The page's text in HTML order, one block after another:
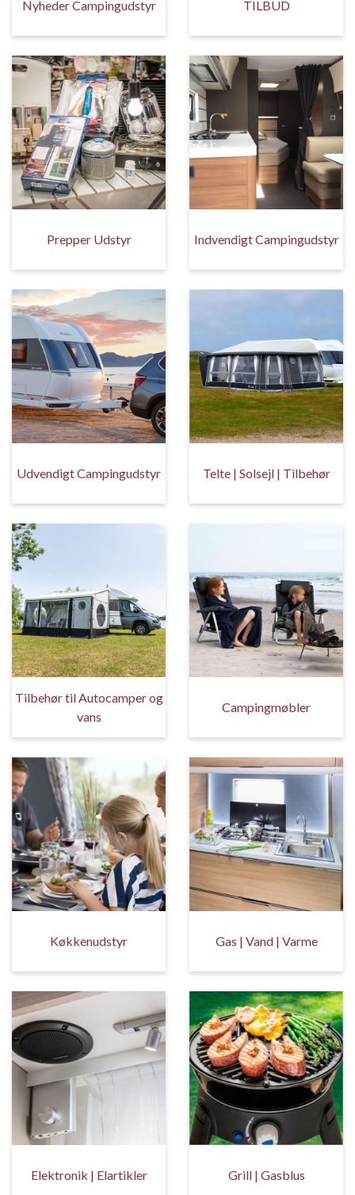
Nyheder Campingudstyr TILBUD
Prepper Udstyr Indvendigt Campingudstyr
Udvendigt Campingudstyr Telte | Solsejl | Tilbehør
Tilbehør til Autocamper og
vans
Campingmøbler
Køkkenudstyr Gas | Vand | Varme
Elektronik | Elartikler Grill | Gasblus